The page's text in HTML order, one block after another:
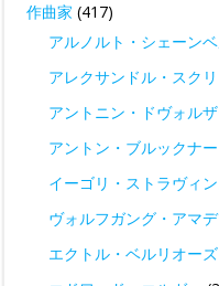
作曲家 (417)
アルノルト・シェーン
アレクサンドル・スク
アントニン・ドヴォル
アントン・ブルックナー
イーゴリ・ストラヴィ
ヴォルフガング・アマ
エクトル・ベルリオーズ